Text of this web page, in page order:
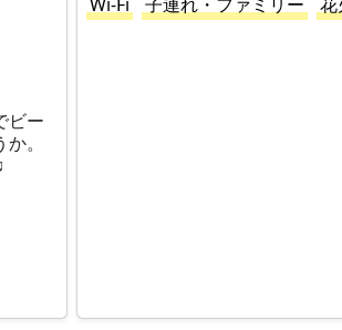
ビー
。